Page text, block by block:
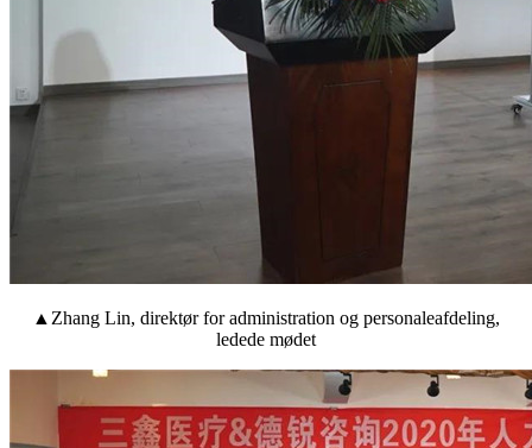
▲Zhang Lin, direktør for administration og personaleafdeling,
ledede mødet